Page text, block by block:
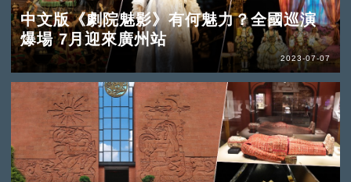
中文版《劇院魅影》有何魅力？全國巡演
爆場 7月迎來廣州站
2023-07-07